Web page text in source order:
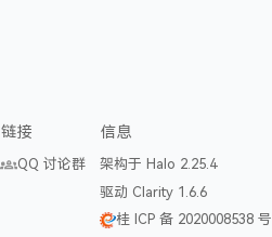
链接
QQ 讨论群
信息
架构于 Halo 2.25.4
驱动 Clarity 1.6.6
桂 ICP 备 2020008538 号